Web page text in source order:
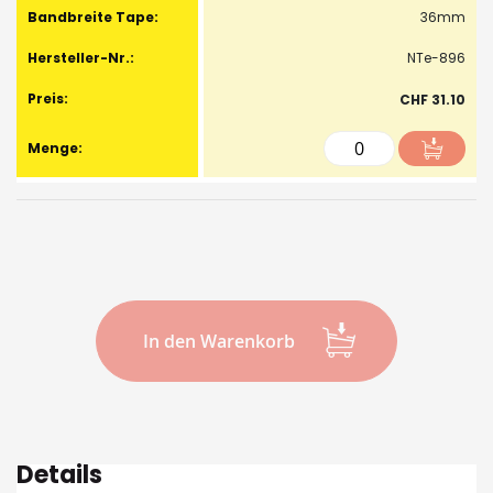
36mm
NTe-896
CHF 31.10
In den Warenkorb
Details